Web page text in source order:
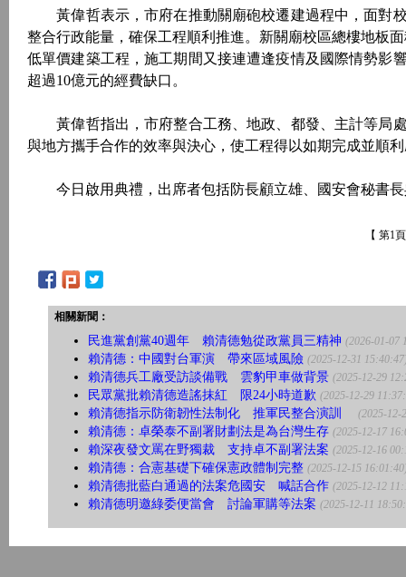
黃偉哲表示，市府在推動關廟砲校遷建過程中，面對
整合行政能量，確保工程順利推進。新關廟校區總樓地板
低單價建築工程，施工期間又接連遭逢疫情及國際情勢影
超過10億元的經費缺口。
黃偉哲指出，市府整合工務、地政、都發、主計等局
與地方攜手合作的效率與決心，使工程得以如期完成並順
今日啟用典禮，出席者包括防長顧立雄、國安會秘書
【 第1
相關新聞：
民進黨創黨40週年 賴清德勉從政黨員三精神 (2026-01-07
賴清德：中國對台軍演 帶來區域風險 (2025-12-31
賴清德兵工廠受訪談備戰 雲豹甲車做背景 (2025-12-29
民眾黨批賴清德造謠抹紅 限24小時道歉 (2025-12-29
賴清德指示防衛韌性法制化 推軍民整合演訓 (2025-12-
賴清德：卓榮泰不副署財劃法是為台灣生存 (2025-12-17
賴深夜發文罵在野獨裁 支持卓不副署法案 (2025-12-16
賴清德：合憲基礎下確保憲政體制完整 (2025-12-15
賴清德批藍白通過的法案危國安 喊話合作 (2025-12-12
賴清德明邀綠委便當會 討論軍購等法案 (2025-12-11